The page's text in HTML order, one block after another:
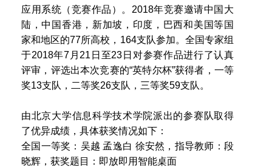
应用系统（竞赛作品）。2018年竞赛邀请中国大
陆，中国香港，新加坡，印度，巴西和美国等国
家和地区的77所高校，164支队参加。全国专家组
于2018年7月21日至23日对参赛作品进行了认真
评审，评选出本次竞赛的“英特尔杯”获得者，一等
奖13支队，二等奖26支队，三等奖59支队。
由北京大学信息科学技术学院派出的参赛队取得
了优异成绩，具体获奖情况如下：
全国一等奖：吴越 孟逸白 徐安然，指导教师：段
晓辉，获奖题目：即放即用智能桌面